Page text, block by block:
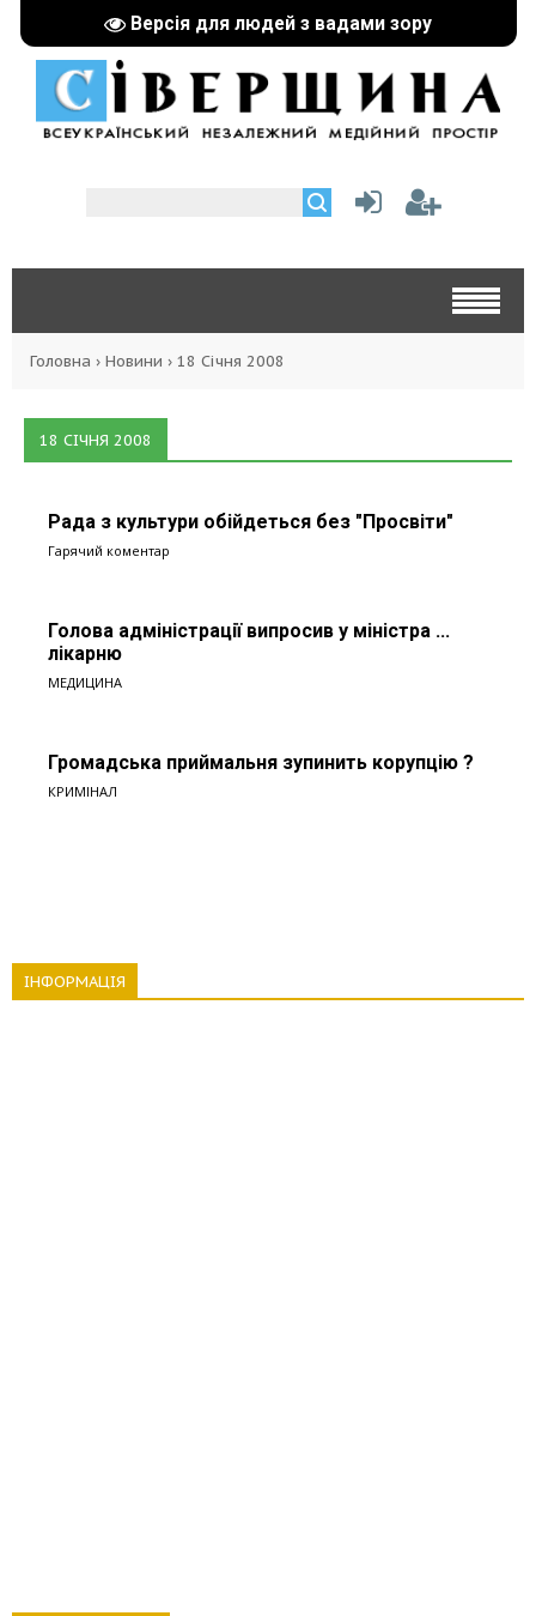
Версія для людей з вадами зору
Головна › Новини › 18 Січня 2008
18 СІЧНЯ 2008
Рада з культури обійдеться без "Просвіти"
Гарячий коментар
Голова адміністрації випросив у міністра ...
лікарню
МЕДИЦИНА
Громадська приймальня зупинить корупцію ?
КРИМІНАЛ
ІНФОРМАЦІЯ